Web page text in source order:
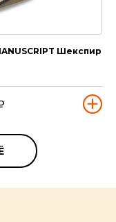
Шекспир